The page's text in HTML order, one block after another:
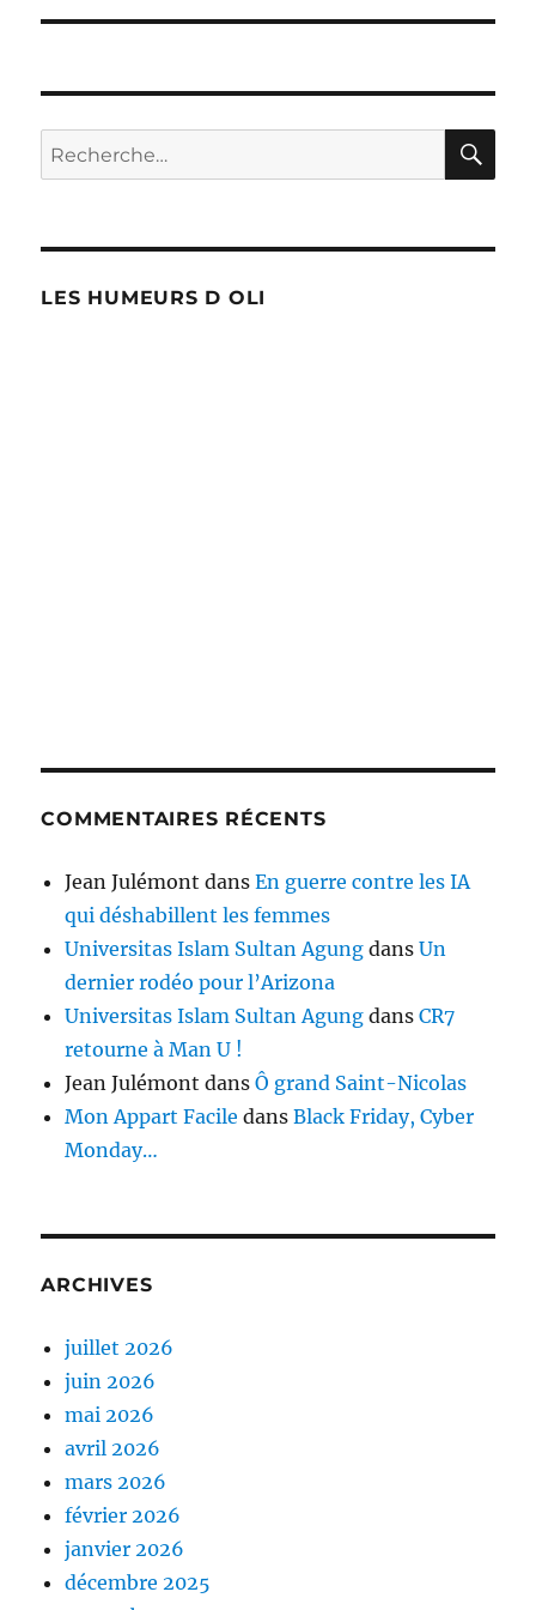
Recherche
pour :
LES HUMEURS D OLI
COMMENTAIRES RÉCENTS
Jean Julémont dansEn guerre contre les IA
qui déshabillent les femmes
Universitas Islam Sultan Agung dansUn
dernier rodéo pour l’Arizona
Universitas Islam Sultan Agung dansCR7
retourne à Man U !
Jean Julémont dansÔ grand Saint-Nicolas
Mon Appart Facile dansBlack Friday, Cyber
Monday…
ARCHIVES
juillet 2026
juin 2026
mai 2026
avril 2026
mars 2026
février 2026
janvier 2026
décembre 2025